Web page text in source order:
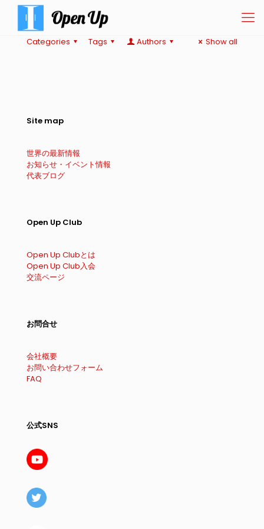
Categories Tags Authors Show all
Site map
世界の最新情報
お知らせ・イベント情報
代表ブログ
Open Up Club
Open Up Clubとは
Open Up Club入会
交流ページ
お問合せ
会社概要
お問い合わせフォーム
FAQ
公式SNS